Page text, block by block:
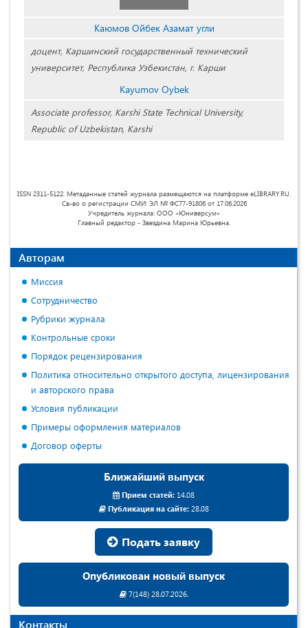
Каюмов Ойбек Азамат угли
доцент, Каршинский государственный технический
университет, Республика Узбекистан, г. Карши
Kayumov Oybek
Associate professor, Karshi State Technical University,
Republic of Uzbekistan, Karshi
ISSN 2311-5122. Метаданные статей журнала размещаются на платформе eLIBRARY.RU.
Св-во о регистрации СМИ: ЭЛ № ФС77-91806 от 17.06.2026
Учредитель журнала: ООО «Юниверсум»
Главный редактор - Звездина Марина Юрьевна.
Авторам
Миссия
Сотрудничество
Рубрики журнала
Контрольные сроки
Порядок рецензирования
Политика относительно открытого доступа, лицензирования
и авторского права
Условия публикации
Примеры оформления материалов
Договор оферты
Ближайший выпуск
Прием статей: 14.08
Публикация на сайте:28.08
Подать заявку
Опубликован новый выпуск
7(148) 28.07.2026.
Контакты